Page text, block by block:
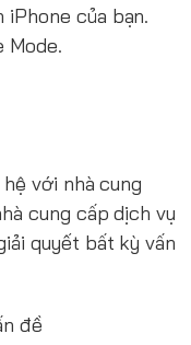
của bạn.
Mode.
với nhà cung
cung cấp dịch vụ
quyết bất kỳ vấn
đề